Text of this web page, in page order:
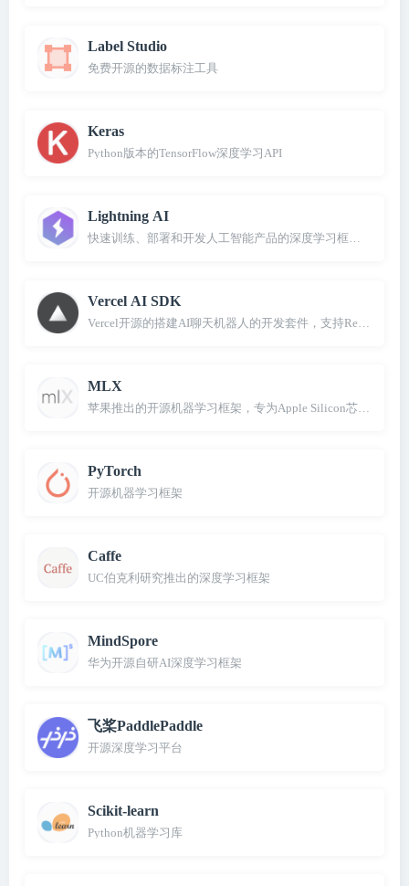
Label Studio
免费开源的数据标注工具
Keras
Python版本的TensorFlow深度学习API
Lightning AI
快速训练、部署和开发人工智能产品的深度学习框架，由
Vercel AI SDK
Vercel开源的搭建AI聊天机器人的开发套件，支持React/
MLX
苹果推出的开源机器学习框架，专为Apple Silicon芯片设计
PyTorch
开源机器学习框架
Caffe
UC伯克利研究推出的深度学习框架
MindSpore
华为开源自研AI深度学习框架
飞桨PaddlePaddle
开源深度学习平台
Scikit-learn
Python机器学习库